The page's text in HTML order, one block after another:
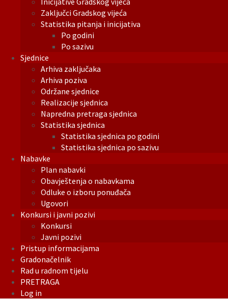
Zaključci Gradskog vijeća
Statistika pitanja i inicijativa
Po godini
Po sazivu
Sjednice
Arhiva zaključaka
Arhiva poziva
Održane sjednice
Realizacije sjednica
Napredna pretraga sjednica
Statistika sjednica
Statistika sjednica po godini
Statistika sjednica po sazivu
Nabavke
Plan nabavki
Obavještenja o nabavkama
Odluke o izboru ponuđača
Ugovori
Konkursi i javni pozivi
Konkursi
Javni pozivi
Pristup informacijama
Gradonačelnik
Rad u radnom tijelu
PRETRAGA
Log in